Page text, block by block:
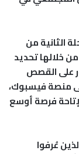
الثانية من
خلالها تحديد
على القصص
منصة فيسبوك،
فرصة أوسع
عُرفوا